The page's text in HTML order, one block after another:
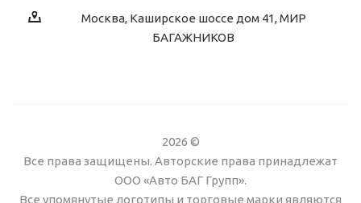
Москва, Каширское шоссе дом 41, МИР
БАГАЖНИКОВ
2026 ©
Все права защищены. Авторские права принадлежат
ООО «Авто БАГ Групп».
Все упомянутые логотипы и торговые марки являются